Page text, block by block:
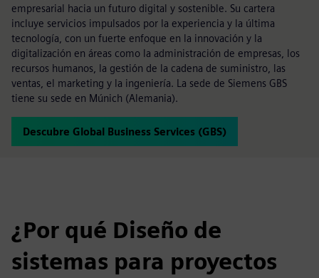
empresarial hacia un futuro digital y sostenible. Su cartera
incluye servicios impulsados por la experiencia y la última
tecnología, con un fuerte enfoque en la innovación y la
digitalización en áreas como la administración de empresas, los
recursos humanos, la gestión de la cadena de suministro, las
ventas, el marketing y la ingeniería. La sede de Siemens GBS
tiene su sede en Múnich (Alemania).
Descubre Global Business Services (GBS)
¿Por qué Diseño de
sistemas para proyectos